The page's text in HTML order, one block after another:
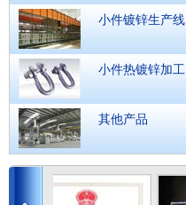
小件镀锌生产线
小件热镀锌加工
其他产品